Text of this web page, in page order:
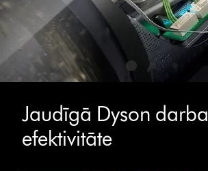
Jaudīgā Dyson darba
efektivitāte